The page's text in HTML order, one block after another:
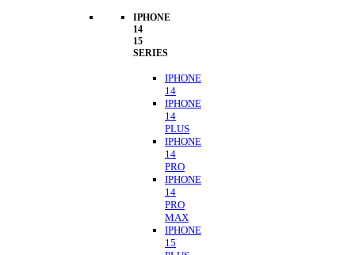
IPHONE
14
15
SERIES
IPHONE
14
IPHONE
14
PLUS
IPHONE
14
PRO
IPHONE
14
PRO
MAX
IPHONE
15